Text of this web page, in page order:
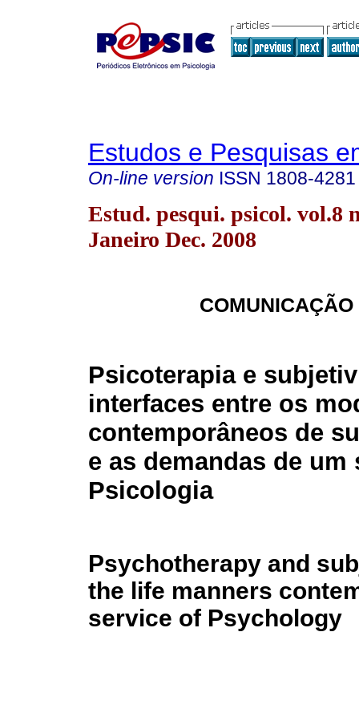
Estudos e Pesquisas
On-line version ISSN 1808-4281
Estud. pesqui. psicol. vol.8
Janeiro Dec. 2008
Psicoterapia e
interfaces entre os
contemporâneos de
e as demandas de um
Psicologia
Psychotherapy and
the life manners
service of Psychology